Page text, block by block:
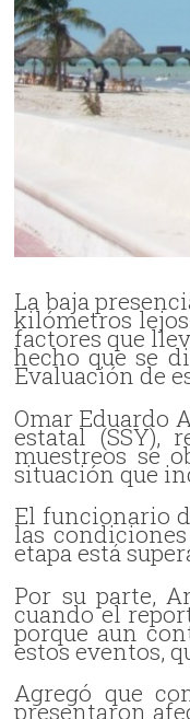
La baja
kilómetros
factores que
hecho que se
Evaluación de
Omar Eduardo
estatal (SSY),
muestreos se
situación que
El funcionario
las
etapa está
Por su parte,
cuando el
porque aun
estos eventos,
Agregó que
presentaron